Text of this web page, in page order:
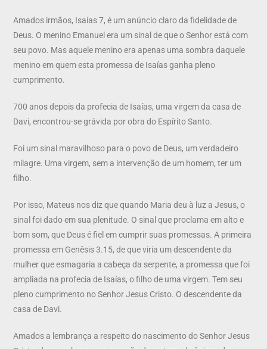
Amados irmãos, Isaías 7, é um anúncio claro da fidelidade de
Deus. O menino Emanuel era um sinal de que o Senhor está com
seu povo. Mas aquele menino era apenas uma sombra daquele
menino em quem esta promessa de Isaías ganha pleno
cumprimento.
700 anos depois da profecia de Isaías, uma virgem da casa de
Davi, encontrou-se grávida por obra do Espírito Santo.
Foi um sinal maravilhoso para o povo de Deus, um verdadeiro
milagre. Uma virgem, sem a intervenção de um homem, ter um
filho.
Por isso, Mateus nos diz que quando Maria deu à luz a Jesus, o
sinal foi dado em sua plenitude. O sinal que proclama em alto e
bom som, que Deus é fiel em cumprir suas promessas. A primeira
promessa em Genêsis 3.15, de que viria um descendente da
mulher que esmagaria a cabeça da serpente, a promessa que foi
ampliada na profecia de Isaías, o filho de uma virgem. Tem seu
pleno cumprimento no Senhor Jesus Cristo. O descendente da
casa de Davi.
Amados a lembrança a respeito do nascimento do Senhor Jesus